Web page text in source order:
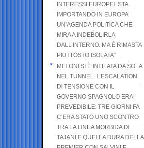
INTERESSI EUROPEI. STA
IMPORTANDO IN EUROPA
UN’AGENDA POLITICA CHE
MIRA A INDEBOLIRLA
DALL’INTERNO. MA È RIMASTA
PIUTTOSTO ISOLATA”
MELONI SI È INFILATA DA SOLA
NEL TUNNEL. L’ESCALATION
DI TENSIONE CON IL
GOVERNO SPAGNOLO ERA
PREVEDIBILE: TRE GIORNI FA
C’ERA STATO UNO SCONTRO
TRA LA LINEA MORBIDA DI
TAJANI E QUELLA DURA DELLA